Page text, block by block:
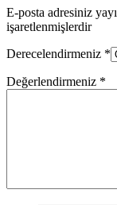
E-posta adresiniz
işaretlenmişlerdir
Derecelendirmeniz *
Değerlendirmeniz *